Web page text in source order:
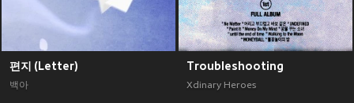
편지 (Letter)
백아
Troubleshooting
Xdinary Heroes